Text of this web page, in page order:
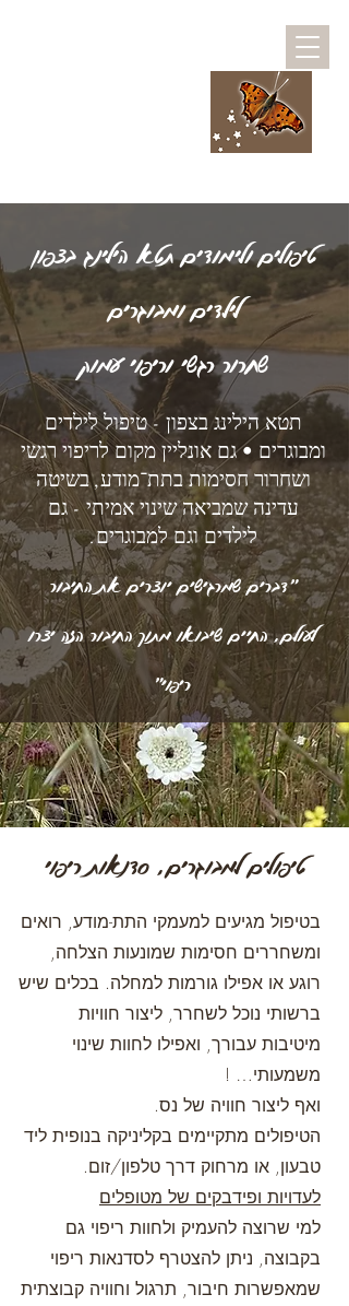
טיפולים ולימודים תטא הילינג בצפון
לילדים ומבוגרים
שחרור רגשי וריפוי עמוק
תטא הילינג בצפון - טיפול לילדים
ומבוגרים • גם אונליין מקום לריפוי רגשי
ושחרור חסימות בתת־מודע, בשיטה
עדינה שמביאה שינוי אמיתי - גם
לילדים וגם למבוגרים.
"דברים שמרגישים יוצרים את החיבור
לעולם, החיים שיבואו מתוך החיבור הזה יצרו
ריפוי"
טיפולים למבוגרים, סדנאות ריפוי
בטיפול מגיעים למעמקי התת-מודע, רואים
ומשחררים חסימות שמונעות הצלחה,
רוגע או אפילו גורמות למחלה. בכלים שיש
ברשותי נוכל לשחרר, ליצור חוויות
מיטיבות עבורך, ואפילו לחוות שינוי
משמעותי… !
ואף ליצור חוויה של נס.
הטיפולים מתקיימים בקליניקה בנופית ליד
טבעון, או מרחוק דרך טלפון/זום.
לעדויות ופידבקים של מטופלים
למי שרוצה להעמיק ולחוות ריפוי גם
בקבוצה, ניתן להצטרף לסדנאות ריפוי
שמאפשרות חיבור, תרגול וחוויה קבוצתית